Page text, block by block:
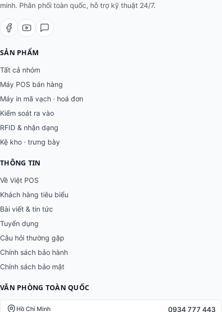
minh. Phân phối toàn quốc, hỗ trợ kỹ thuật 24/7.
SẢN PHẨM
Tất cả nhóm
Máy POS bán hàng
Máy in mã vạch · hoá đơn
Kiểm soát ra vào
RFID & nhận dạng
Kệ kho · trưng bày
THÔNG TIN
Về Việt POS
Khách hàng tiêu biểu
Bài viết & tin tức
Tuyển dụng
Câu hỏi thường gặp
Chính sách bảo hành
Chính sách bảo mật
VĂN PHÒNG TOÀN QUỐC
Hồ Chí Minh 0934 777 443